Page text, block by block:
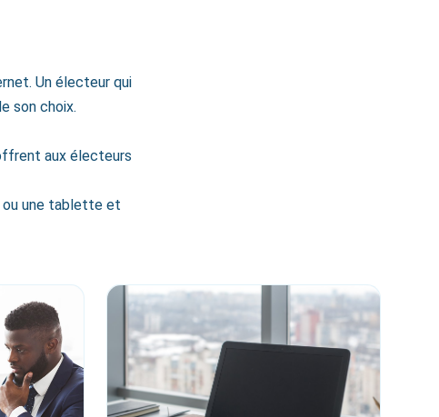
Un électeur qui
son choix.
aux électeurs
ou une tablette et